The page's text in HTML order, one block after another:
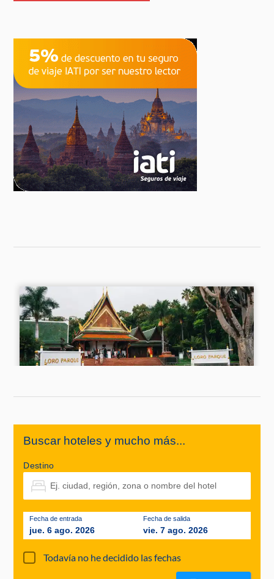
Buscar hoteles y mucho más...
Destino
Fecha de entrada
jue. 6 ago. 2026
Fecha de salida
vie. 7 ago. 2026
Todavía no he decidido las fechas